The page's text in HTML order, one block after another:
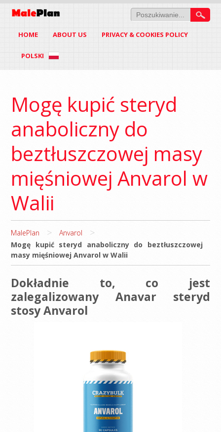
HOME ABOUT US PRIVACY & COOKIES POLICY
POLSKI
Mogę kupić steryd
anaboliczny do
beztłuszczowej masy
mięśniowej Anvarol w
Walii
MalePlan > Anvarol >
Mogę kupić steryd anaboliczny do beztłuszczowej
masy mięśniowej Anvarol w Walii
Dokładnie to, co jest
zalegalizowany Anavar steryd
stosy Anvarol